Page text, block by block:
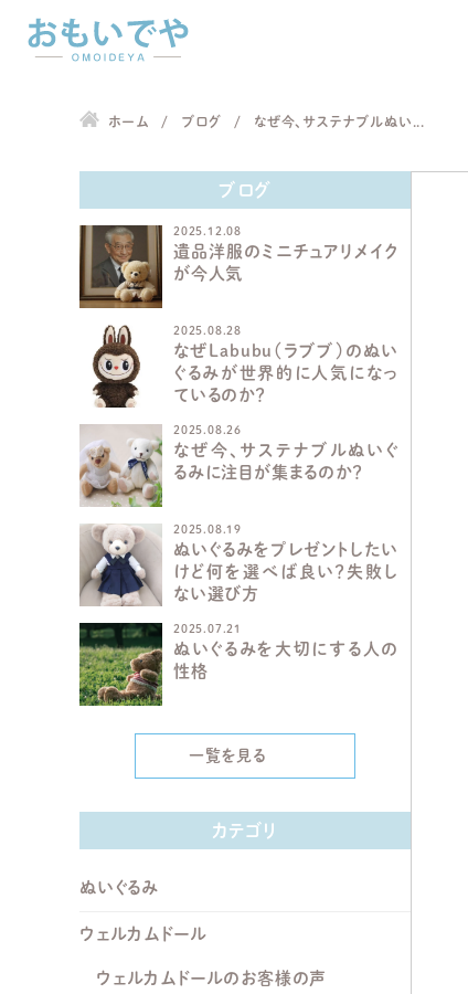
ホーム ブログ なぜ今、サステナブルぬい...
ブログ
2025.12.08
遺品洋服のミニチュアリメイク
が今人気
2025.08.28
なぜLabubu（ラブブ）のぬい
ぐるみが世界的に人気になっ
ているのか？
2025.08.26
なぜ今、サステナブルぬいぐ
るみに注目が集まるのか？
2025.08.19
ぬいぐるみをプレゼントしたい
けど何を選べば良い？失敗し
ない選び方
2025.07.21
ぬいぐるみを大切にする人の
性格
一覧を見る
カテゴリ
ぬいぐるみ
ウェルカムドール
ウェルカムドールのお客様の声